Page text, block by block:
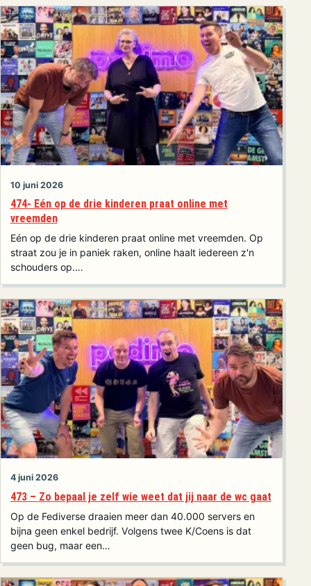
10 juni 2026
474- Eén op de drie kinderen praat online met
vreemden
Eén op de drie kinderen praat online met vreemden. Op
straat zou je in paniek raken, online haalt iedereen z'n
schouders op.…
4 juni 2026
473 – Zo bepaal je zelf wie weet dat jij naar de wc gaat
Op de Fediverse draaien meer dan 40.000 servers en
bijna geen enkel bedrijf. Volgens twee K/Coens is dat
geen bug, maar een…